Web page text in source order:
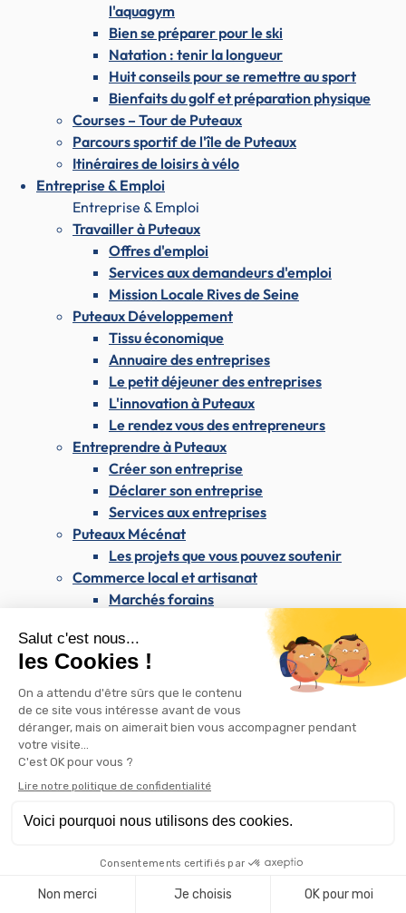
l'aquagym
Bien se préparer pour le ski
Natation : tenir la longueur
Huit conseils pour se remettre au sport
Bienfaits du golf et préparation physique
Courses – Tour de Puteaux
Parcours sportif de l'île de Puteaux
Itinéraires de loisirs à vélo
Entreprise & Emploi
Entreprise & Emploi
Travailler à Puteaux
Offres d'emploi
Services aux demandeurs d'emploi
Mission Locale Rives de Seine
Puteaux Développement
Tissu économique
Annuaire des entreprises
Le petit déjeuner des entreprises
L'innovation à Puteaux
Le rendez vous des entrepreneurs
Entreprendre à Puteaux
Créer son entreprise
Déclarer son entreprise
Services aux entreprises
Puteaux Mécénat
Les projets que vous pouvez soutenir
Commerce local et artisanat
Marchés forains
Association putéolienne des artisans et
commerçants (APAC)
Appel à candidatures locaux commerciaux
Rétrocession de bail commercial
Les commerces de Puteaux sur Instagram
Attribution d'aides pour l'embellissement des
Westfield Les 4 Temps & le CNIT
Les dimanches du maire
Santé & Solidarité
Centre médical Dolto